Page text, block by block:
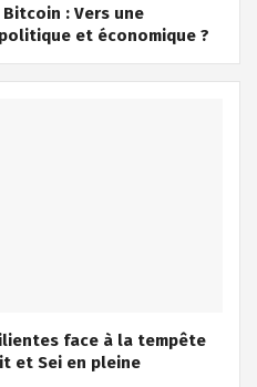
: Vers une
et économique ?
face à la tempête
et Sei en pleine